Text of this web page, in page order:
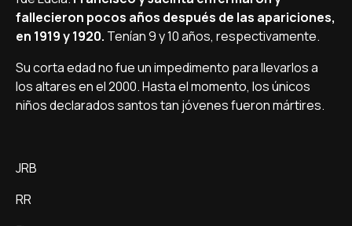
fallecieron pocos años después de las apariciones,
en 1919 y 1920. Tení­an 9 y 10 años, respectivamente.
Su corta edad no fue un impedimento para llevarlos a
los altares en el 2000. Hasta el momento, los únicos
niños declarados santos tan jóvenes fueron mártires.
JRB
RR